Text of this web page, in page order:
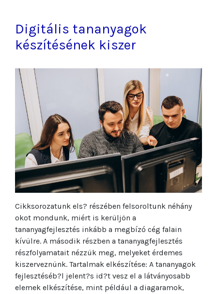
Digitális tananyagok
készítésének kiszer
Cikksorozatunk els? részében felsoroltunk néhány
okot mondunk, miért is kerüljön a
tananyagfejlesztés inkább a megbízó cég falain
kívülre. A második részben a tananyagfejlesztés
részfolyamatait nézzük meg, melyeket érdemes
kiszerveznünk. Tartalmak elkészítése: A tananyagok
fejlesztéséb?l jelent?s id?t vesz el a látványosabb
elemek elkészítése, mint például a diagaramok,